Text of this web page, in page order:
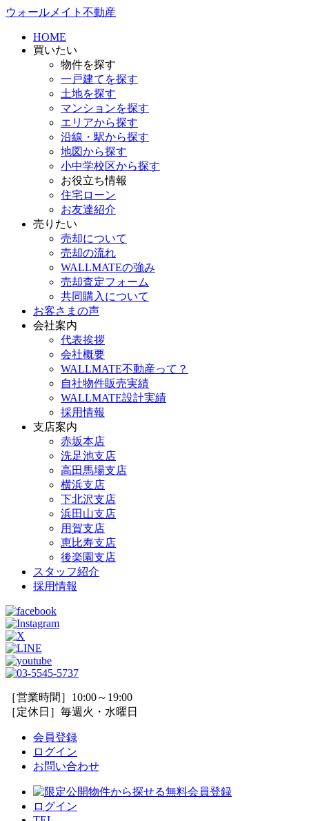
ウォールメイト不動産
HOME
買いたい
物件を探す
一戸建てを探す
土地を探す
マンションを探す
エリアから探す
沿線・駅から探す
地図から探す
小中学校区から探す
お役立ち情報
住宅ローン
お友達紹介
売りたい
売却について
売却の流れ
WALLMATEの強み
売却査定フォーム
共同購入について
お客さまの声
会社案内
代表挨拶
会社概要
WALLMATE不動産って？
自社物件販売実績
WALLMATE設計実績
採用情報
支店案内
赤坂本店
洗足池支店
高田馬場支店
横浜支店
下北沢支店
浜田山支店
用賀支店
恵比寿支店
後楽園支店
スタッフ紹介
採用情報
［営業時間］10:00～19:00
［定休日］毎週火・水曜日
会員登録
ログイン
お問い合わせ
ログイン